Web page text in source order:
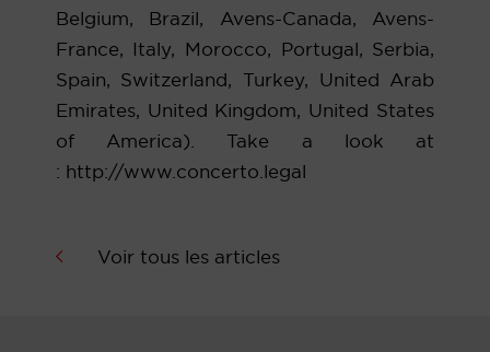
Belgium, Brazil, Avens-Canada, Avens-
France, Italy, Morocco, Portugal, Serbia,
Spain, Switzerland, Turkey, United Arab
Emirates, United Kingdom, United States
of America). Take a look at
: http://www.concerto.legal
Voir tous les articles